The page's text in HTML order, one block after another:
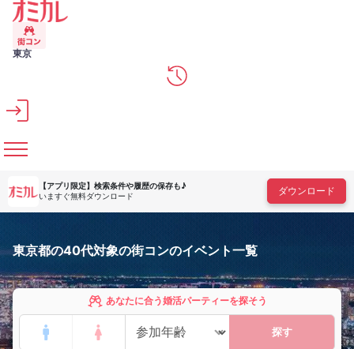
メインコンテンツへスキップ
東京
【アプリ限定】 検索条件や履歴の保存も♪
いますぐ無料ダウンロード
ダウンロード
東京都の40代対象の街コンのイベント一覧
あなたに合う婚活パーティーを探そう
探す